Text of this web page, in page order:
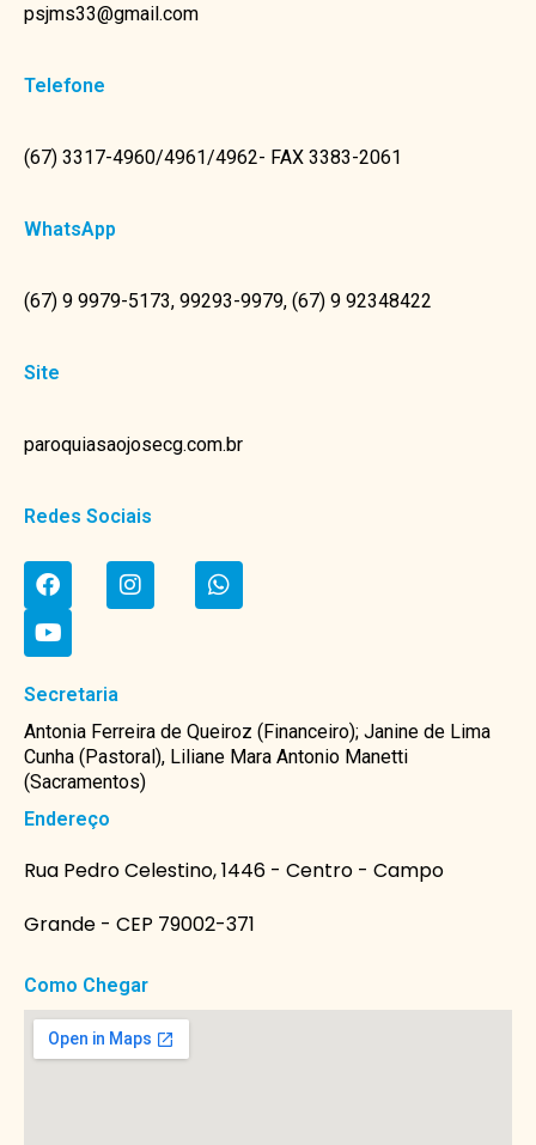
psjms33@gmail.com
Telefone
(67) 3317-4960/4961/4962- FAX 3383-2061
WhatsApp
(67) 9 9979-5173, 99293-9979, (67) 9 92348422
Site
paroquiasaojosecg.com.br
Redes Sociais
Secretaria
Antonia Ferreira de Queiroz (Financeiro); Janine de Lima
Cunha (Pastoral), Liliane Mara Antonio Manetti
(Sacramentos)
Endereço
Rua Pedro Celestino, 1446 - Centro - Campo
Grande - CEP 79002-371
Como Chegar